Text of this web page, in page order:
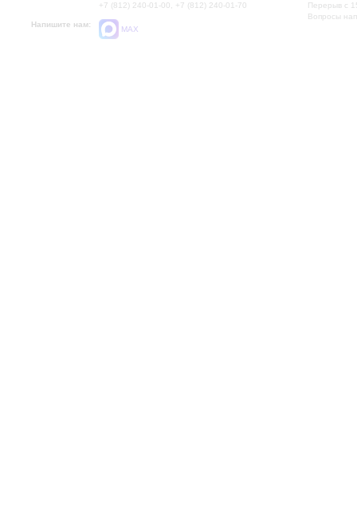
+7 (812) 240-01-00, +7 (812) 240-01-70
Напишите нам:
MAX
Перерыв с
Вопросы